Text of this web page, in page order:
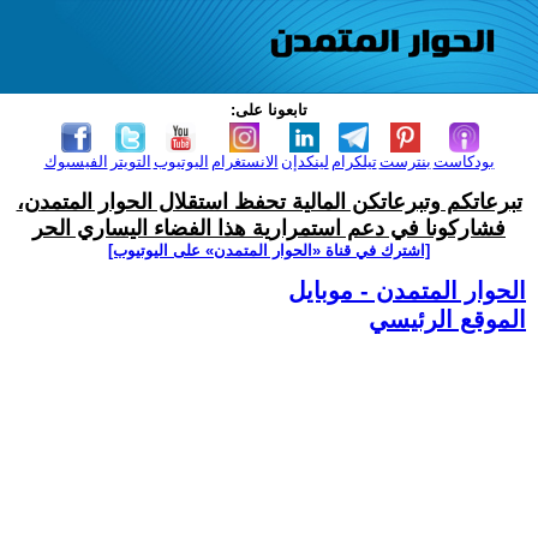
تابعونا على:
الفيسبوك التويتر اليوتيوب الانستغرام لينكدإن تيلكرامبنترست بودكاست
تبرعاتكم وتبرعاتكن المالية تحفظ استقلال الحوار المتمدن،
فشاركونا في دعم استمرارية هذا الفضاء اليساري الحر
[اشترك في قناة ‫«الحوار المتمدن» على اليوتيوب]
الحوار المتمدن - موبايل
الموقع الرئيسي